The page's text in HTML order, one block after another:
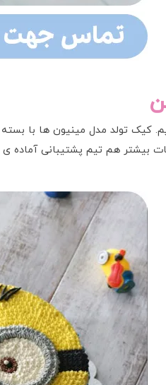
کیک تولد مدل مینیون ها با
بیشتر هم تیم پشتیبانی